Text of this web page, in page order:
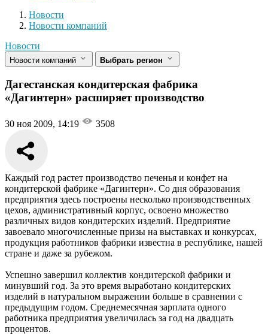
Новости
Разделы
Новости
Новости компаний
Новости
Новости компаний Выбрать регион
Дагестанская кондитерская фабрика
«Дагинтерн» расширяет производство
30 ноя 2009, 14:19 3508
Каждый год растет производство печенья и конфет на
кондитерской фабрике «Дагинтерн». Со дня образования
предприятия здесь построены несколько производственных
цехов, административный корпус, освоено множество
различных видов кондитерских изделий. Предприятие
завоевало многочисленные призы на выставках и конкурсах,
продукция работников фабрики известна в республике, нашей
стране и даже за рубежом.
Успешно завершил коллектив кондитерской фабрики и
минувший год. За это время выработано кондитерских
изделий в натуральном выражении больше в сравнении с
предыдущим годом. Среднемесячная зарплата одного
работника предприятия увеличилась за год на двадцать
процентов.